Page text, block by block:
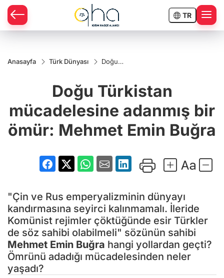
TR
Anasayfa Türk Dünyası
Doğu
adanmış bir
ömür:
Buğra
Doğu Türkistan
mücadelesine adanmış bir
ömür: Mehmet Emin Buğra
"Çin ve Rus emperyalizminin dünyayı
kandırmasına seyirci kalınmamalı. İleride
Komünist rejimler çöktüğünde esir Türkler
de söz sahibi olabilmeli" sözünün sahibi
Mehmet Emin Buğra hangi yollardan geçti?
Ömrünü adadığı mücadelesinden neler
yaşadı?